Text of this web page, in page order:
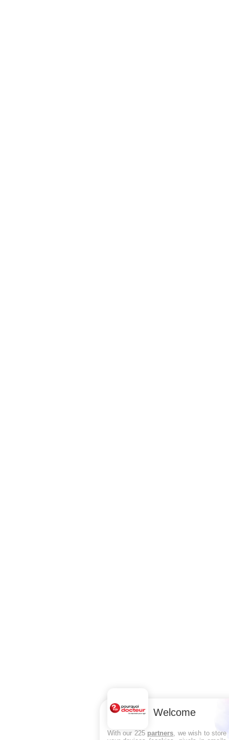
Welcome
With our 225 partners , we wish to